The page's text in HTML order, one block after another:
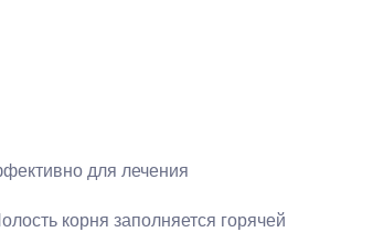
для лечения
корня заполняется горячей